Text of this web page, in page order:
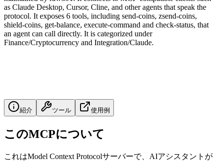
as Claude Desktop, Cursor, Cline, and other agents that speak the
protocol. It exposes 6 tools, including send-coins, zsend-coins,
shield-coins, get-balance, execute-command and check-status, that
an agent can call directly. It is categorized under
Finance/Cryptocurrency and Integration/Claude.
紹介 ツール 使用例
このMCPについて
これはModel Context Protocolサーバーで、AIアシスタントが